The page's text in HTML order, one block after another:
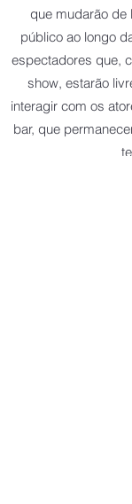
que mudarão de
público ao longo
espectadores que,
show, estarão
interagir com os
bar, que